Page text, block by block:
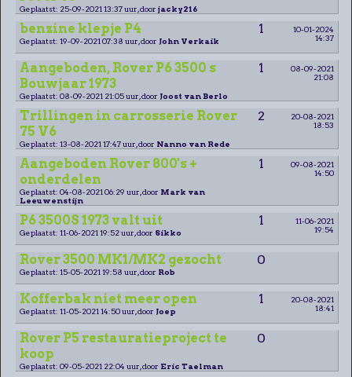
Geplaatst: 25-09-2021 13:37 uur, door jacky216
benzine klepje P4 1
10-01-2024
14:37
Geplaatst: 19-09-2021 07:38 uur, door John Verkaik
Aangeboden, Rover P6 3500 s
Bouwjaar 1973
1
08-09-2021
21:08
Geplaatst: 08-09-2021 21:05 uur, door Joost van Berlo
Trillingen in carrosserie Rover
75 V6
2
20-08-2021
18:53
Geplaatst: 13-08-2021 17:47 uur, door Nanno van Rede
Aangeboden Rover 800's +
onderdelen
1
09-08-2021
14:50
Geplaatst: 04-08-2021 06:29 uur, door Mark van
Leeuwenstijn
P6 3500S 1973 valt uit 1
11-06-2021
19:54
Geplaatst: 11-06-2021 19:52 uur, door Sikko
Rover 3500 MK1/MK2 gezocht 0
Geplaatst: 15-05-2021 19:58 uur, door Rob
Kofferbak niet meer open 1
20-08-2021
18:41
Geplaatst: 11-05-2021 14:50 uur, door Joep
Rover P5 restauratieproject te
koop
0
Geplaatst: 09-05-2021 22:04 uur, door Eric Taelman